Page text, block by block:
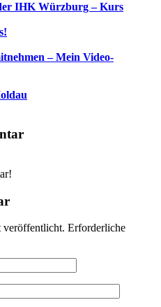
IHK Würzburg – Kurs
– Mein Video-
Erforderliche